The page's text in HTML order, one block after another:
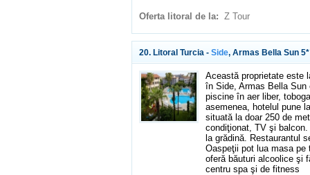
Oferta litoral de la: Z Tour
20. Litoral Turcia - Side, Armas Bella Sun 5*
Această proprietate este
în Side, Armas Bella
piscine în aer liber,
asemenea, hotelul pune
situată la doar 250 de
condiţionat, TV şi
la grădină. Restaurantul
Oaspeţii pot lua masa pe
oferă băuturi alcoolice şi
centru spa şi de fitness